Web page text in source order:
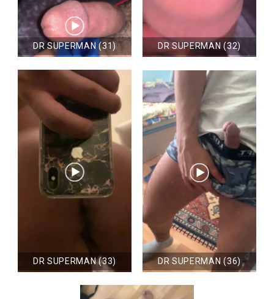
DR SUPERMAN (31) DR SUPERMAN (32)
DR SUPERMAN (33) DR SUPERMAN (36)